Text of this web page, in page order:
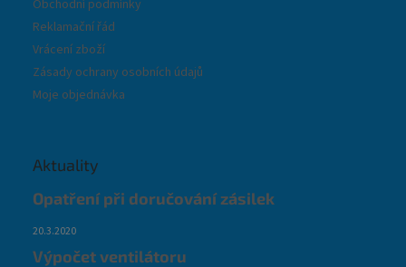
Obchodní podmínky
Reklamační řád
Vrácení zboží
Zásady ochrany osobních údajů
Moje objednávka
Aktuality
Opatření při doručování zásilek
20.3.2020
Výpočet ventilátoru